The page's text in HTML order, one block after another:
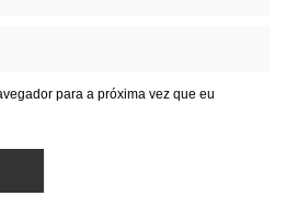
para a próxima vez que eu